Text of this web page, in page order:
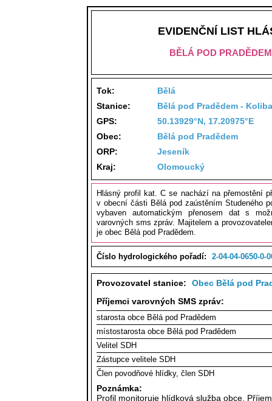
EVIDENČNÍ LIST
BĚLÁ POD
Tok:
Bělá
Stanice:
Bělá pod Pradědem -
GPS:
50.13929°N, 17.20975°E
Obec:
Bělá pod Pradědem
ORP:
Jeseník
Kraj:
Olomoucký
Hlásný profil kat. C se nachází na přemostění
v obecní části Bělá pod zaústěním Studeného
vybaven automatickým přenosem dat s
varovných sms zpráv. Majitelem a
je obec Bělá pod Pradědem.
Číslo hydrologického pořadí: 2-04-04-0650-0-
Provozovatel stanice:
Obec Bělá pod
Příjemci varovných SMS zpráv:
starosta obce Bělá pod Pradědem
místostarosta obce Bělá pod Pradědem
Velitel SDH
Zástupce velitele SDH
Člen povodňové hlídky, člen SDH
Poznámka:
Profil monitoruje hlídková služba obce.